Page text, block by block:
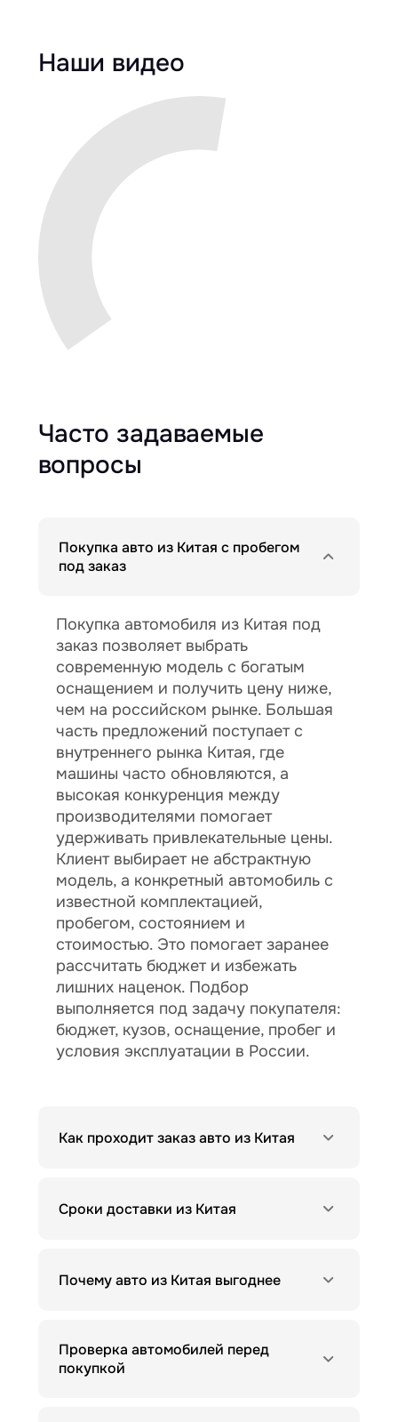
Наши видео
Часто задаваемые
вопросы
Покупка авто из Китая с пробегом
под заказ
Покупка автомобиля из Китая под
заказ позволяет выбрать
современную модель с богатым
оснащением и получить цену ниже,
чем на российском рынке. Большая
часть предложений поступает с
внутреннего рынка Китая, где
машины часто обновляются, а
высокая конкуренция между
производителями помогает
удерживать привлекательные цены.
Клиент выбирает не абстрактную
модель, а конкретный автомобиль с
известной комплектацией,
пробегом, состоянием и
стоимостью. Это помогает заранее
рассчитать бюджет и избежать
лишних наценок. Подбор
выполняется под задачу покупателя:
бюджет, кузов, оснащение, пробег и
условия эксплуатации в России.
Как проходит заказ авто из Китая
Сроки доставки из Китая
Почему авто из Китая выгоднее
Проверка автомобилей перед
покупкой